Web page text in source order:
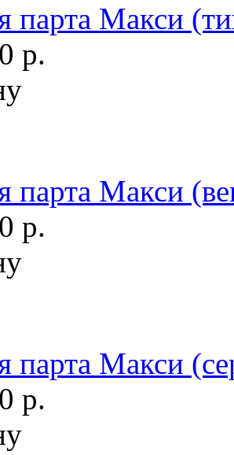
парта Макси
р.
парта Макси
р.
парта Макси
р.